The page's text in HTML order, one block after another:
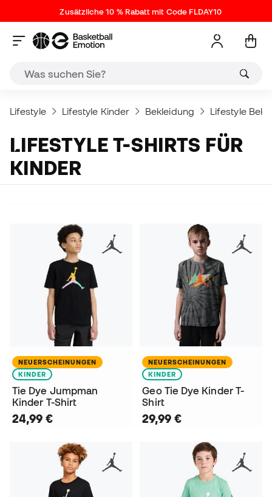
Zusätzliche 10 % Rabatt mit Code FLDAY10
Lifestyle Lifestyle Kinder Bekleidung Lifestyle
LIFESTYLE T-SHIRTS FÜR
KINDER
NEUERSCHEINUNGEN
KINDER
Tie Dye Jumpman
Kinder T-Shirt
24,99 €
NEUERSCHEINUNGEN
KINDER
Geo Tie Dye Kinder T-
Shirt
29,99 €